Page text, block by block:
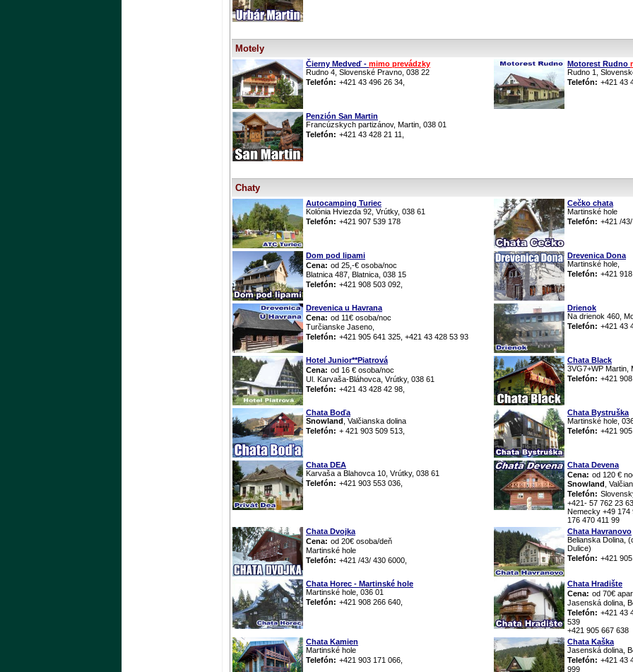
Motely
Čierny Medveď - mimo prevádzky
Rudno 4, Slovenské Pravno, 038 22
Telefón: +421 43 496 26 34,
Motorest Rudno
Rudno 1,
Telefón: +421 43
Penzión San Martin
Francúzskych partizánov, Martin, 038 01
Telefón: +421 43 428 21 11,
Chaty
Autocamping Turiec
Kolónia Hviezda 92, Vrútky, 038 61
Telefón: +421 907 539 178
Cečko chata
Martinské hole
Telefón: +421 /
Dom pod lipami
Cena: od 25,-€ osoba/noc
Blatnica 487, Blatnica, 038 15
Telefón: +421 908 503 092,
Drevenica Dona
Martinské hole,
Telefón: +421
Drevenica u Havrana
Cena: od 11€ osoba/noc
Turčianske Jaseno,
Telefón: +421 905 641 325, +421 43 428 53 93
Drienok
Na drienok 460,
Telefón: +421 43
Hotel Junior**Piatrová
Cena: od 16 € osoba/noc
Ul. Karvaša-Bláhovca, Vrútky, 038 61
Telefón: +421 43 428 42 98,
Chata Black
3VG7+WP Martin,
Telefón: +421
Chata Boďa
Snowland , Valčianska dolina
Telefón: + 421 903 509 513,
Chata Bystruška
Martinské hole,
Telefón: +421
Chata DEA
Karvaša a Blahovca 10, Vrútky, 038 61
Telefón: +421 903 553 036,
Chata Devena
Cena: od 120 €
Snowland ,
Telefón:
+421- 57 762 23 63
Nemecky +49 174
176 470 411 99
Chata Dvojka
Cena: od 20€ osoba/deň
Martinské hole
Telefón: +421 /43/ 430 6000,
Chata Havranovo
Belianska Dolina,
Dulice)
Telefón: +421
Chata Horec - Martinské hole
Martinské hole, 036 01
Telefón: +421 908 266 640,
Chata Hradište
Cena: od 70€
Jasenská dolina,
Telefón: +421 43
539
+421 905 667 638
Chata Kamien
Martinské hole
Telefón: +421 903 171 066,
Chata Kaška
Jasenská dolina,
Telefón: +421 43
999